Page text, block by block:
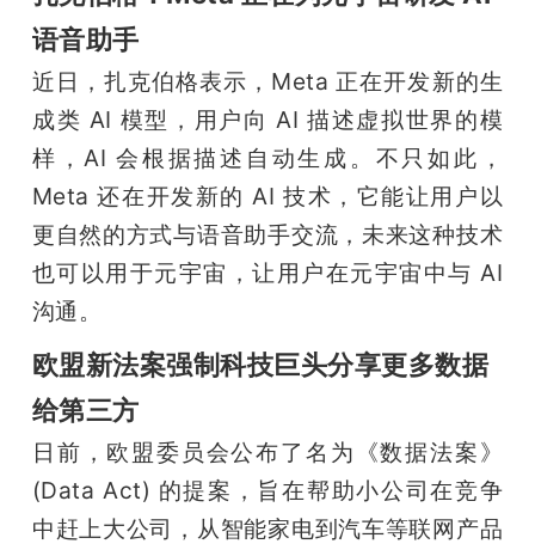
语音助手
近日，扎克伯格表示，Meta 正在开发新的生
成类 AI 模型，用户向 AI 描述虚拟世界的模
样，AI 会根据描述自动生成。不只如此，
Meta 还在开发新的 AI 技术，它能让用户以
更自然的方式与语音助手交流，未来这种技术
也可以用于元宇宙，让用户在元宇宙中与 AI
沟通。
欧盟新法案强制科技巨头分享更多数据
给第三方
日前，欧盟委员会公布了名为《数据法案》
(Data Act) 的提案，旨在帮助小公司在竞争
中赶上大公司，从智能家电到汽车等联网产品